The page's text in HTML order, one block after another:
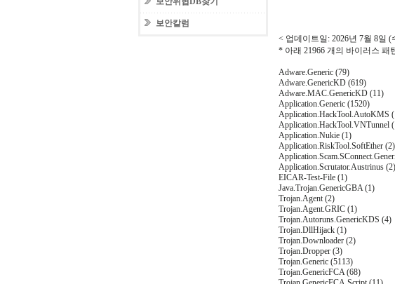
보안칼럼
< 업데이트일: 2026년 7월 8일 (
* 아래 21966 개의 바이러스 패
Adware.Generic (79)
Adware.GenericKD (619)
Adware.MAC.GenericKD (11)
Application.Generic (1520)
Application.HackTool.AutoKMS
Application.HackTool.VNTunnel
Application.Nukie (1)
Application.RiskTool.SoftEther (2)
Application.Scrutator.Austrinus (2)
EICAR-Test-File (1)
Java.Trojan.GenericGBA (1)
Trojan.Agent (2)
Trojan.Agent.GRIC (1)
Trojan.Autoruns.GenericKDS (4)
Trojan.DllHijack (1)
Trojan.Downloader (2)
Trojan.Dropper (3)
Trojan.Generic (5113)
Trojan.GenericFCA (68)